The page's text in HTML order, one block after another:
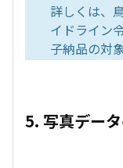
詳しくは、
イドライン
子納品の対
5. 写真デー